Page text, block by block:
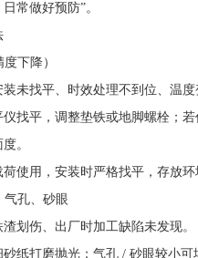
常做好预防”。
下降）
未找平、时效处理不到位、温度
找平，调整垫铁或地脚螺栓；
。
使用，安装时严格找平，存放环
气孔、砂眼
划伤、出厂时加工缺陷未发现。
纸打磨抛光；气孔 / 砂眼较小可